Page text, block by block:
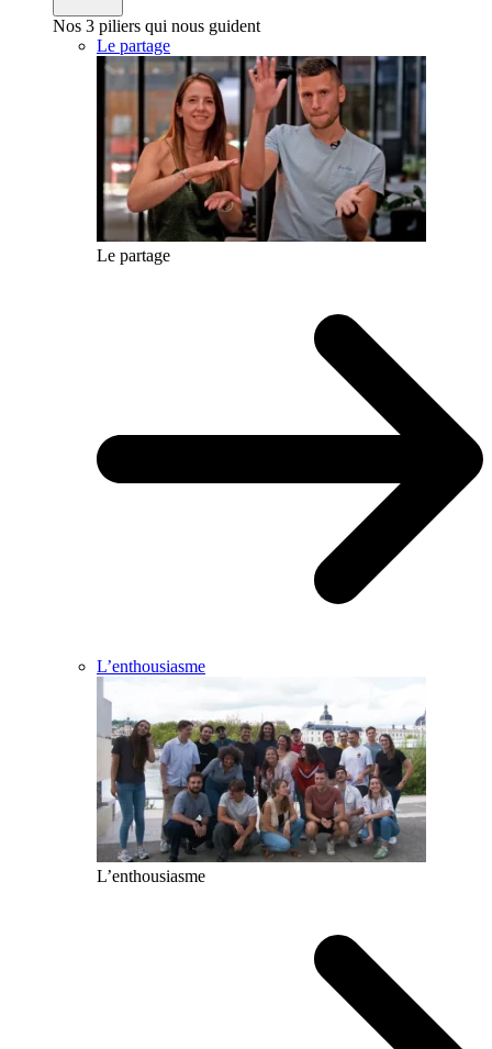
Nos 3 piliers qui nous guident
Le partage
Le partage
L’enthousiasme
L’enthousiasme